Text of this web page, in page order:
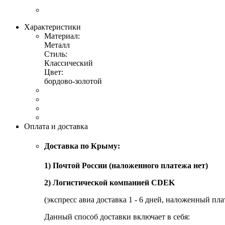
Характеристики
Материал:
Металл
Стиль:
Классический
Цвет:
бордово-золотой
Оплата и доставка
Доставка по Крыму:
1) Почтой России (наложенного платежа нет)
2) Логистической компанией CDEK
(экспресс авиа доставка 1 - 6 дней, наложенный
Данный способ доставки включает в себя: